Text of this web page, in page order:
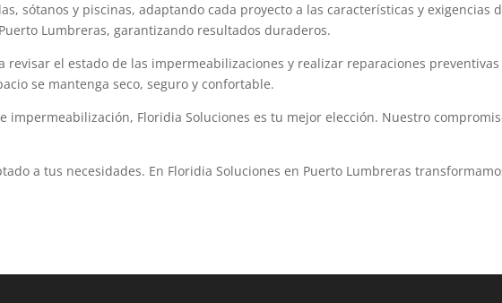
sótanos y piscinas, adaptando cada proyecto a las características y exigencias
Lumbreras, garantizando resultados duraderos.
el estado de las impermeabilizaciones y realizar reparaciones
se mantenga seco, seguro y confortable.
Floridia Soluciones es tu mejor elección. Nuestro
a tus necesidades. En Floridia Soluciones en Puerto Lumbreras